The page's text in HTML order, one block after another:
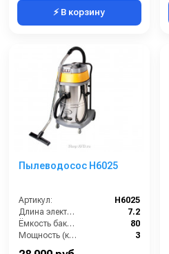
⚡ В корзину
Пылеводосос Н6025
Артикул:
Н6025
Длина электрического кабеля (м):
7.2
Ёмкость бака (л):
80
Мощность (кВт):
3